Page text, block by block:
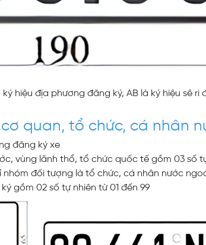
ký hiệu địa phương đăng ký, AB là ký hiệu sê ri
quan, tổ chức, cá nhân
đăng ký xe
vùng lãnh thổ, tổ chức quốc tế gồm 03 số
nhóm đối tượng là tổ chức, cá nhân nước
gồm 02 số tự nhiên từ 01 đến 99